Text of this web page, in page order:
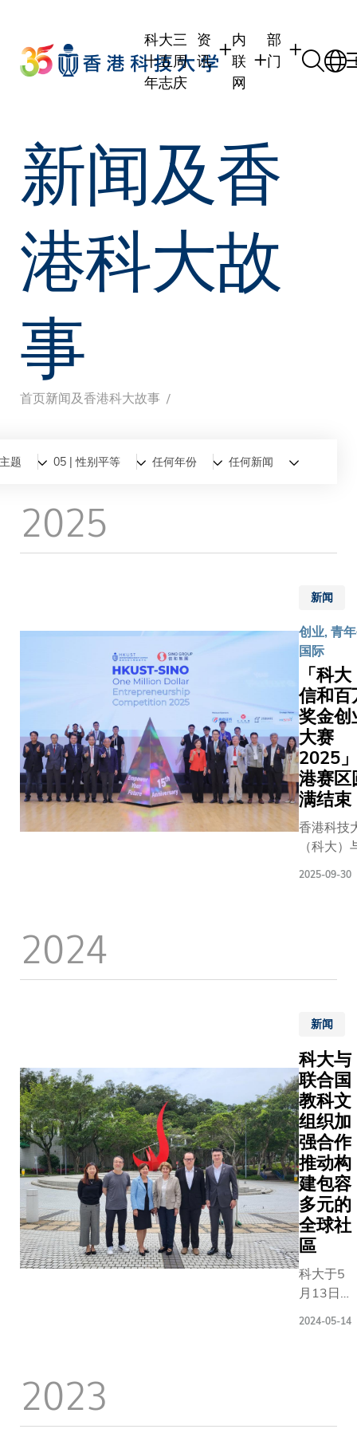
main
content
科大三
十五周
年志庆
资
讯
校友
传媒
公众
内
联
网
校友内联网
部
门
行政部门
社交平台及应
新闻及香
港科大故
事
面
包
屑
首页新闻及香港科大故事
全部 新闻香港科大故事
题 05 | 性别平等 任何年份 任何新闻
2025
新闻
创业, 青
国际
「科
信和百
奖金创
大赛
2025
港赛区
满结束
香港科技
（科大）
湾校园圆
第十五周
引来自全
348支队
加，竞逐
并交流创
念，为可
未来开发
解决方案
Stellerus
Limited
研发的飞
座计划，
最高荣誉
礼由信和
2025-09-30
2024
新闻
科大与
联合国
教科文
组织加
强合作
推动构
建包容
多元的
全球社
區
科大于5
月13日
2024-05-14
2023